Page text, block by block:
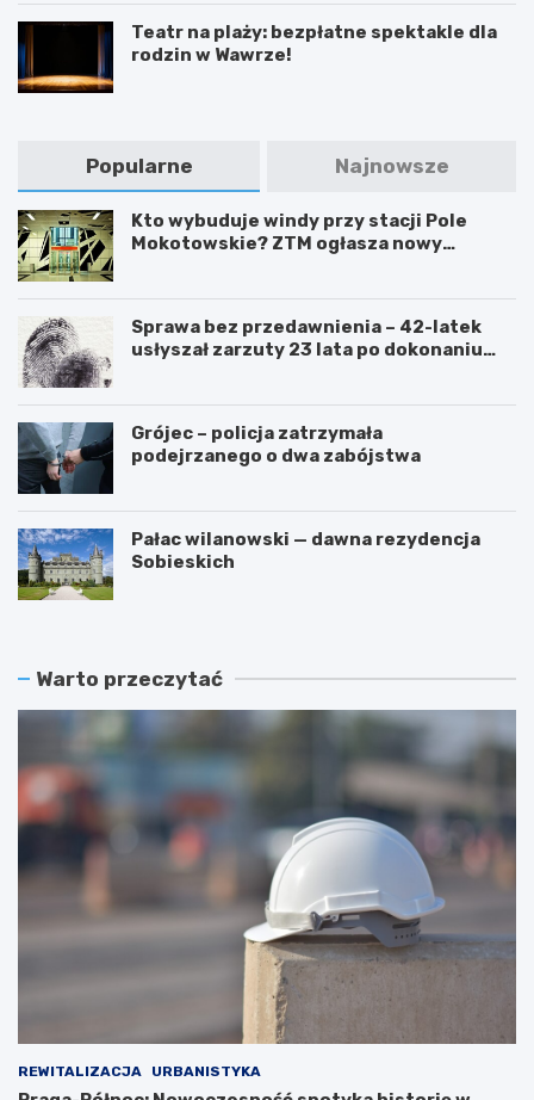
Teatr na plaży: bezpłatne spektakle dla
rodzin w Wawrze!
Popularne Najnowsze
Kto wybuduje windy przy stacji Pole
Mokotowskie? ZTM ogłasza nowy
Sprawa bez przedawnienia – 42-latek
usłyszał zarzuty 23 lata po dokonaniu
Grójec – policja zatrzymała
podejrzanego o dwa zabójstwa
Pałac wilanowski — dawna rezydencja
Sobieskich
Warto przeczytać
REWITALIZACJA URBANISTYKA